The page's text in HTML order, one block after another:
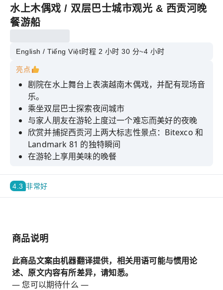
水上木偶戏 / 双层巴士城市观光 & 西贡河晚
餐游船
English / Tiếng Việt时程 2 小时 30 分~4 小时
亮点
剧院在水上舞台上表演越南木偶戏，并配有现场音
乐。
乘坐双层巴士探索夜间城市
与家人朋友在游轮上度过一个难忘而美好的夜晚
欣赏并捕捉西贡河上两大标志性景点：Bitexco 和
Landmark 81 的独特瞬间
在游轮上享用美味的晚餐
4.3 非常好
商品说明
此商品文案由机器翻译提供，相关用语可能与惯用论
述、原文内容有所差异，请知悉。
— 您可以期待什么 —